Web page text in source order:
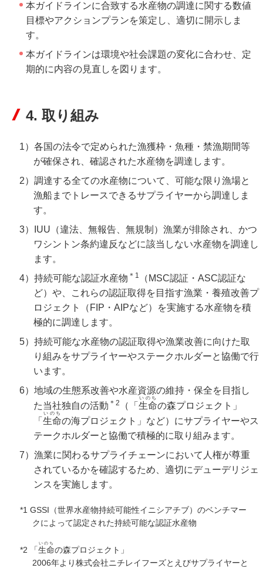
本ガイドラインに合致する水産物の調達に関する数値
目標やアクションプランを策定し、適切に開示しま
す。
本ガイドラインは環境や社会課題の変化に合わせ、定
期的に内容の見直しを図ります。
4. 取り組み
1）各国の法令で定められた漁獲枠・魚種・禁漁期間等
が確保され、確認された水産物を調達します。
2）調達する全ての水産物について、可能な限り漁場と
漁船までトレースできるサプライヤーから調達しま
す。
3）IUU（違法、無報告、無規制）漁業が排除され、かつ
ワシントン条約違反などに該当しない水産物を調達し
ます。
4）持続可能な認証水産物 ＊1
（MSC認証・ASC認証な
ど）や、これらの認証取得を目指す漁業・養殖改善プ
ロジェクト（FIP・AIPなど）を実施する水産物を積
極的に調達します。
5）持続可能な水産物の認証取得や漁業改善に向けた取
り組みをサプライヤーやステークホルダーと協働で行
います。
6）地域の生態系改善や水産資源の維持・保全を目指し
た当社独自の活動 ＊2 （「 生命
いのち
の森プロジェクト」
「 生命
いのち
の海プロジェクト」など）にサプライヤーやス
テークホルダーと協働で積極的に取り組みます。
7）漁業に関わるサプライチェーンにおいて人権が尊重
されているかを確認するため、適切にデューデリジェ
ンスを実施します。
*1 GSSI（世界水産物持続可能性イニシアチブ）のベンチマー
クによって認定された持続可能な認証水産物
*2 「生命
いのち
の森プロジェクト」
2006年より株式会社ニチレイフーズとえびサプライヤーと